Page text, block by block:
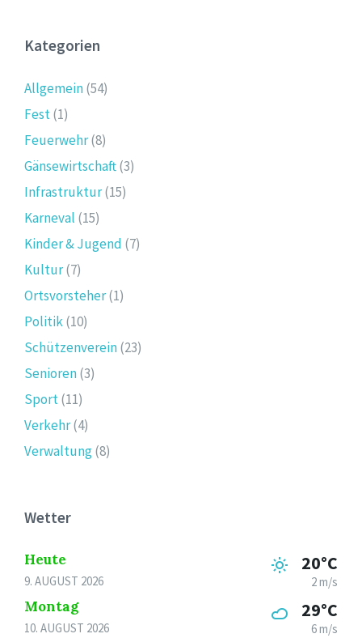
Kategorien
Allgemein(54)
Fest(1)
Feuerwehr(8)
Gänsewirtschaft(3)
Infrastruktur(15)
Karneval (15)
Kinder & Jugend (7)
Kultur(7)
Ortsvorsteher(1)
Politik(10)
Schützenverein(23)
Senioren(3)
Sport(11)
Verkehr(4)
Verwaltung(8)
Wetter
Heute
9. AUGUST 2026
20°C
2 m/s
Montag
10. AUGUST 2026
29°C
6 m/s